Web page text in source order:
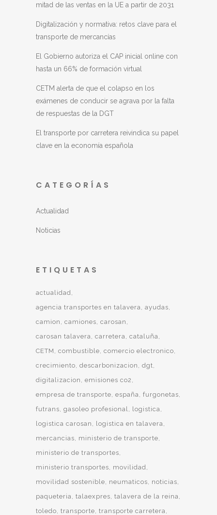
mitad de las ventas en la UE a partir de 2031
Digitalización y normativa: retos clave para el
transporte de mercancías
El Gobierno autoriza el CAP inicial online con
hasta un 66% de formación virtual
CETM alerta de que el colapso en los
exámenes de conducir se agrava por la falta
de respuestas de la DGT
El transporte por carretera reivindica su papel
clave en la economía española
CATEGORÍAS
Actualidad
Noticias
ETIQUETAS
actualidad
agencia transportes en talavera ayudas
camion
camiones carosan
carosan talavera carretera cataluña
CETM
combustible comercio electronico
crecimiento descarbonizacion
dgt
digitalizacion
emisiones co2
empresa de transporte españa furgonetas
futrans gasoleo profesional
logistica
logistica carosan
logistica en talavera
mercancias
ministerio de transporte
ministerio de transportes
ministerio transportes
movilidad
movilidad sostenible
neumaticos
noticias
paqueteria talaexpres talavera de la reina
toledo transporte transporte carretera